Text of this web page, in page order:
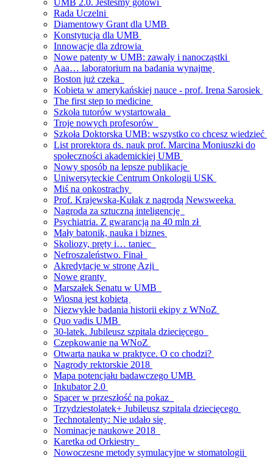
UMB 2.0. Jesteśmy gotowi
Rada Uczelni
Diamentowy Grant dla UMB
Konstytucja dla UMB
Innowacje dla zdrowia
Nowe patenty w UMB: zawały i nanocząstki
Aaa… laboratorium na badania wynajmę
Boston już czeka
Kobieta w amerykańskiej nauce - prof. Irena Sarosiek
The first step to medicine
Szkoła tutorów wystartowała
Troje nowych profesorów
Szkoła Doktorska UMB: wszystko co chcesz wiedzieć
List prorektora ds. nauk prof. Marcina Moniuszki do
społeczności akademickiej UMB
Nowy sposób na lepsze publikacje
Uniwersyteckie Centrum Onkologii USK
Miś na onkostrachy
Prof. Krajewska-Kułak z nagrodą Newsweeka
Nagroda za sztuczną inteligencję
Psychiatria. Z gwarancją na 40 mln zł
Mały batonik, nauka i biznes
Skoliozy, pręty i… taniec
Nefroszaleństwo. Finał
Akredytacje w stronę Azji
Nowe granty
Marszałek Senatu w UMB
Wiosna jest kobietą
Niezwykłe badania historii ekipy z WNoZ
Quo vadis UMB
30-latek. Jubileusz szpitala dziecięcego
Czepkowanie na WNoZ
Otwarta nauka w praktyce. O co chodzi?
Nagrody rektorskie 2018
Mapa potencjału badawczego UMB
Inkubator 2.0
Spacer w przeszłość na pokaz
Trzydziestolatek+ Jubileusz szpitala dziecięcego
Technotalenty: Nie udało się
Nominacje naukowe 2018
Karetka od Orkiestry
Nowoczesne metody symulacyjne w stomatologii